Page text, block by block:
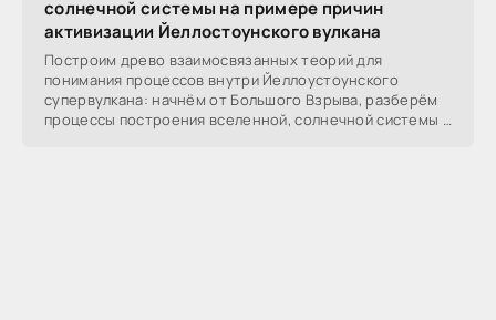
солнечной системы на примере причин
активизации Йеллостоунского вулкана
Построим древо взаимосвязанных теорий для
понимания процессов внутри Йеллоустоунского
супервулкана: начнём от Большого Взрыва, разберём
процессы построения вселенной, солнечной системы в